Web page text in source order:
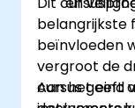
belangrijkste
beïnvloeden
vergroot de
cursus geeft
Aan het eind